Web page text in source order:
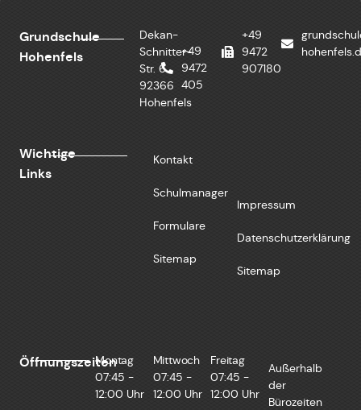
Grundschule
Hohenfels
Dekan-
Schnitter-
Str. 6
92366
Hohenfels
+49
9472
405
+49
9472
907180
Wichtige
Links
Kontakt
Schulmanager
Formulare
Sitemap
Impressum
Datenschutzerklärung
Sitemap
Öffnungszeiten
Montag
07:45 -
12:00 Uhr
Mittwoch
07:45 -
12:00 Uhr
Freitag
07:45 -
12:00 Uhr
Außerhalb
der
Bürozeiten